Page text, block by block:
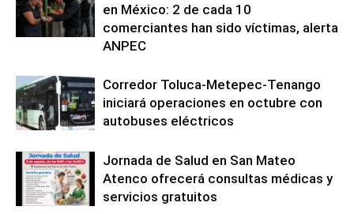
en México: 2 de cada 10
comerciantes han sido víctimas, alerta
ANPEC
Corredor Toluca-Metepec-Tenango
iniciará operaciones en octubre con
autobuses eléctricos
Jornada de Salud en San Mateo
Atenco ofrecerá consultas médicas y
servicios gratuitos